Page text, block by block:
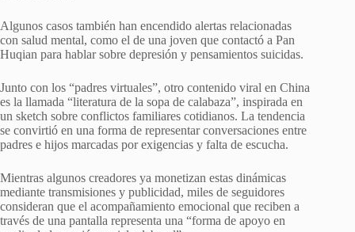
Algunos casos también han encendido alertas relacionadas
con salud mental, como el de una joven que contactó a Pan
Huqian para hablar sobre depresión y pensamientos suicidas.
Junto con los “padres virtuales”, otro contenido viral en China
es la llamada “literatura de la sopa de calabaza”, inspirada en
un sketch sobre conflictos familiares cotidianos. La tendencia
se convirtió en una forma de representar conversaciones entre
padres e hijos marcadas por exigencias y falta de escucha.
Mientras algunos creadores ya monetizan estas dinámicas
mediante transmisiones y publicidad, miles de seguidores
consideran que el acompañamiento emocional que reciben a
través de una pantalla representa una “forma de apoyo en